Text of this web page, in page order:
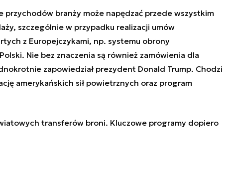
przychodów branży może napędzać przede wszystkim
szczególnie w przypadku realizacji umów
z Europejczykami, np. systemu obrony
Nie bez znaczenia są również zamówienia dla
zapowiedział prezydent Donald Trump. Chodzi
amerykańskich sił powietrznych oraz program
transferów broni. Kluczowe programy dopiero